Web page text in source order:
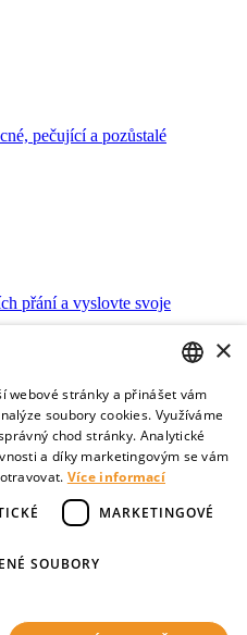
pečující a pozůstalé
přání a vyslovte svoje
a zdravotníků k umírání
CZECH
ENGLISH
×
webové stránky a přinášet vám
soubory cookies. Využíváme
chod stránky. Analytické
a díky marketingovým se vám
Více informací
MARKETINGOVÉ
SOUBORY